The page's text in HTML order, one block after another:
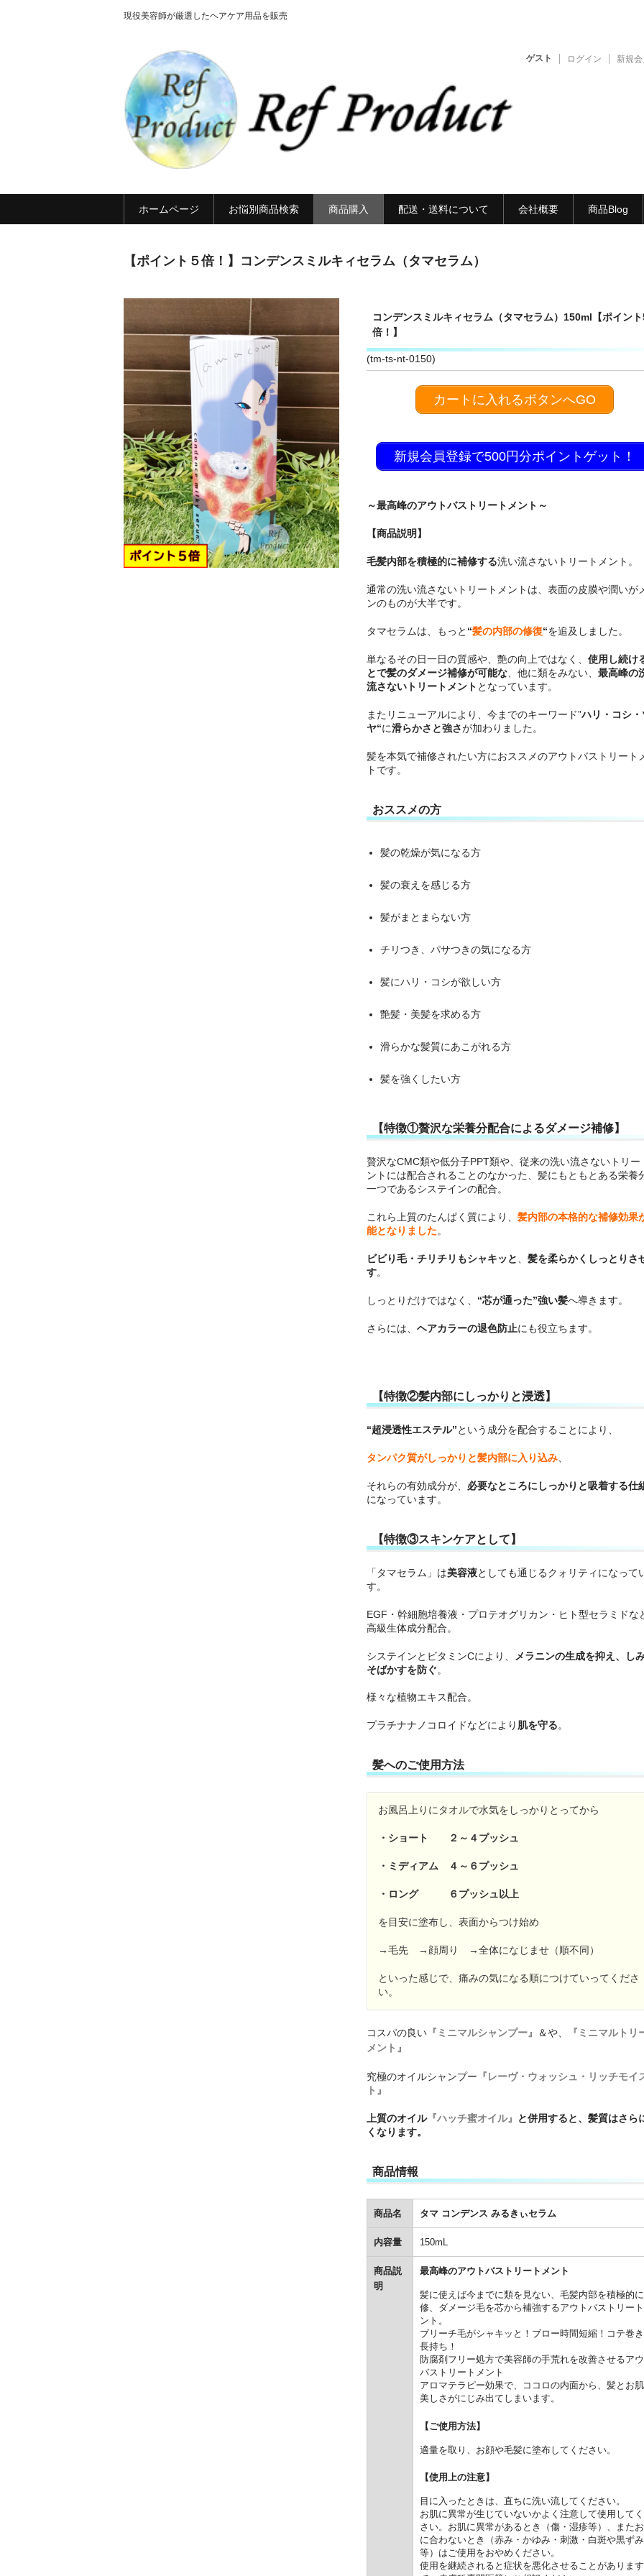
現役美容師が厳選したヘアケア用品を販売
ゲスト ログイン 新規
ホームページ お悩別商品検索 商品購入 配送・送料について 会社概要 商品Blog
【ポイント５倍！】コンデンスミルキィセラム（タマセラム）
コンデンスミルキィセラム（タマセラム）150ml【ポイン
倍！】
(tm-ts-nt-0150)
カートに入れるボタンへGO
新規会員登録で500円分ポイントゲット！
～最高峰のアウトバストリートメント～
【商品説明】
毛髪内部を積極的に補修する洗い流さないトリートメント。
通常の洗い流さないトリートメントは、表面の皮膜や潤いが
ンのものが大半です。
タマセラムは、もっと “髪の内部の修復“を追及しました。
単なるその日一日の質感や、艶の向上ではなく、 使用し続け
とで髪のダメージ補修が可能な、他に類をみない、 最高峰の
流さないトリートメント となっています。
またリニューアルにより、今までのキーワード”ハリ・コシ・
ヤ“に滑らかさと強さが加わりました。
髪を本気で補修されたい方におススメのアウトバストリート
トです。
おススメの方
髪の乾燥が気になる方
髪の衰えを感じる方
髪がまとまらない方
チリつき、パサつきの気になる方
髪にハリ・コシが欲しい方
艶髪・美髪を求める方
滑らかな髪質にあこがれる方
髪を強くしたい方
【特徴①贅沢な栄養分配合によるダメージ補修】
贅沢なCMC類や低分子PPT類や、従来の洗い流さないトリー
ントには配合されることのなかった、髪にもともとある栄養
一つであるシステインの配合。
これら上質のたんぱく質により、 髪内部の本格的な補修効果
能となりました。
ビビり毛・チリチリもシャキッと
髪を柔らかくしっとりさ
す。
しっとりだけではなく、 “芯が通った”強い髪へ導きます。
さらには、 ヘアカラーの退色防止にも役立ちます。
【特徴②髪内部にしっかりと浸透】
“超浸透性エステル”という成分を配合することにより、
タンパク質がしっかりと髪内部に入り込み、
それらの有効成分が、 必要なところにしっかりと吸着する仕
になっています。
【特徴③スキンケアとして】
「タマセラム」は美容液としても通じるクォリティになって
す。
EGF・幹細胞培養液・プロテオグリカン・ヒト型セラミドな
高級生体成分配合。
システインとビタミンCにより、
メラニンの生成を抑え、しみ
そばかすを防ぐ。
様々な植物エキス配合。
プラチナナノコロイドなどにより 肌を守る。
髪へのご使用方法
お風呂上りにタオルで水気をしっかりとってから
・ショート ２～４プッシュ
・ミディアム ４～６プッシュ
・ロング ６プッシュ以上
を目安に塗布し、表面からつけ始め
→毛先 → 顔周り →全体になじませ（順不同）
といった感じで、痛みの気になる順につけていってくださ
い。
コスパの良い『ミニマルシャンプー』 ＆や、
『ミニマルトリ
メント』
究極のオイルシャンプー 『レーヴ・ウォッシュ・リッチモイ
ト』
上質のオイル『ハッチ蜜オイル』
と併用すると、髪質はさら
くなります。
商品情報
商品名 タマ コンデンス みるきぃセラム
内容量 150mL
商品説
明
最高峰のアウトバストリートメント
髪に使えば今までに類を見ない、毛髪内部を積極的
修、ダメージ毛を芯から補強するアウトバストリー
ント。
ブリーチ毛がシャキッと！ブロー時間短縮！コテ巻
長持ち！
防腐剤フリー処方で美容師の手荒れを改善させるアウ
バストリートメント
アロマテラピー効果で、ココロの内面から、髪とお
美しさがにじみ出てしまいます。
【ご使用方法】
適量を取り、お顔や毛髪に塗布してください。
【使用上の注意】
目に入ったときは、直ちに洗い流してください。
お肌に異常が生じていないかよく注意して使用して
さい。お肌に異常があるとき（傷・湿疹等）、また
に合わないとき（赤み・かゆみ・刺激・白斑や黒ずみ
等）はご使用をおやめください。
使用を継続されると症状を悪化させることがありま